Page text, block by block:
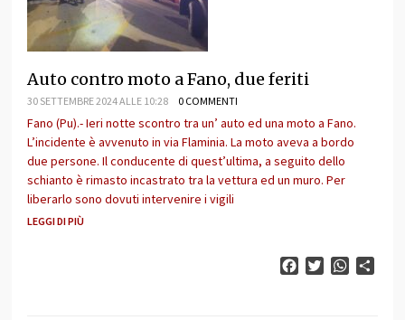
Auto contro moto a Fano, due feriti
30 SETTEMBRE 2024 ALLE 10:28 0 COMMENTI
Fano (Pu).- Ieri notte scontro tra un’ auto ed una moto a Fano.
L’incidente è avvenuto in via Flaminia. La moto aveva a bordo
due persone. Il conducente di quest’ultima, a seguito dello
schianto è rimasto incastrato tra la vettura ed un muro. Per
liberarlo sono dovuti intervenire i vigili
LEGGI DI PIÙ
FacebookTwitter